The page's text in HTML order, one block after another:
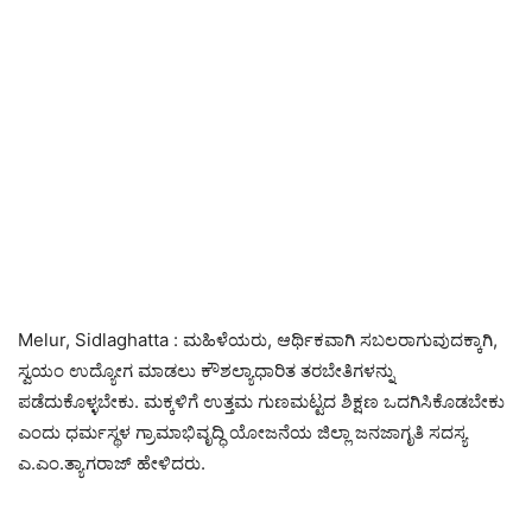
Melur, Sidlaghatta : ಮಹಿಳೆಯರು, ಆರ್ಥಿಕವಾಗಿ ಸಬಲರಾಗುವುದಕ್ಕಾಗಿ,
ಸ್ವಯಂ ಉದ್ಯೋಗ ಮಾಡಲು ಕೌಶಲ್ಯಾಧಾರಿತ ತರಬೇತಿಗಳನ್ನು
ಪಡೆದುಕೊಳ್ಳಬೇಕು. ಮಕ್ಕಳಿಗೆ ಉತ್ತಮ ಗುಣಮಟ್ಟದ ಶಿಕ್ಷಣ ಒದಗಿಸಿಕೊಡಬೇಕು
ಎಂದು ಧರ್ಮಸ್ಥಳ ಗ್ರಾಮಾಭಿವೃದ್ಧಿ ಯೋಜನೆಯ ಜಿಲ್ಲಾ ಜನಜಾಗೃತಿ ಸದಸ್ಯ
ಎ.ಎಂ.ತ್ಯಾಗರಾಜ್ ಹೇಳಿದರು.